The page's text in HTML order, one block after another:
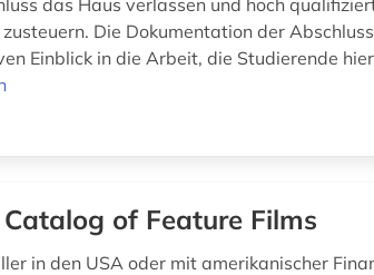
das Haus verlassen und hoch
Die Dokumentation der
Einblick in die Arbeit, die Studierende
of Feature Films
in den USA oder mit amerikanischer